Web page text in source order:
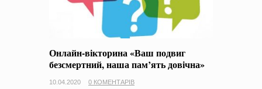
Онлайн-вікторина «Ваш подвиг
безсмертний, наша пам’ять довічна»
10.04.2020 0 КОМЕНТАРІВ